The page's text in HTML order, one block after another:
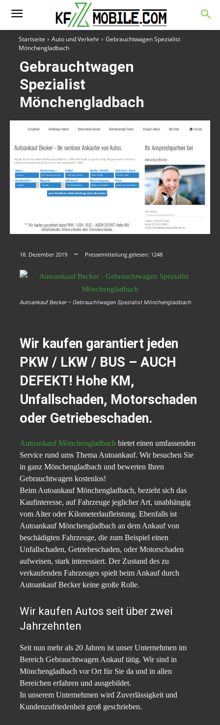
Startseite Auto und Verkehr
Gebrauchtwagen Spezialist
Mönchengladbach
Gebrauchtwagen
Spezialist
Mönchengladbach
18. Dezember 2019 Pressemitteilung gelesen: 1248
Autoankauf Becker – Gebrauchtwagen Spezialist Mönchengladbach
Wir kaufen garantiert jeden
PKW / LKW / BUS – AUCH
DEFEKT! Hohe KM,
Unfallschaden, Motorschaden
oder Getriebeschaden.
Autoankauf Mönchengladbach bietet einen umfassenden
Service rund ums Thema Autoankauf. Wir besuchen Sie
in ganz Mönchengladbach und bewerten Ihren
Gebrauchtwagen kostenlos!
Beim Autoankauf Mönchengladbach, bezieht sich das
Kaufinteresse, auf Fahrzeuge jeglicher Art, unabhängig
vom Alter oder Kilometerlaufleistung. Ebenfalls ist
Autoankauf Mönchengladbach an dem Ankauf von
beschädigten Fahrzeuge, die zum Beispiel einen
Unfallschaden, Getriebeschaden, oder Motorschaden
aufweisen, stark interessiert. Der Zustand des zu
verkaufenden Fahrzeuges spielt beim Ankauf durch
Autoankauf Becker keine große Rolle.
Wir kaufen Autos seit über zwei
Jahrzehnten
Seit nun mehr als 20 Jahren ist unser Unternehmen im
Bereich Gebrauchtwagen Ankauf tätig. Wir sind in
Mönchengladbach vor Ort für Sie da und in allen
Bereichen erfahren und ausgebildet.
In unserem Unternehmen wird Zuverlässigkeit und
Kundenzufriedenheit groß geschrieben.